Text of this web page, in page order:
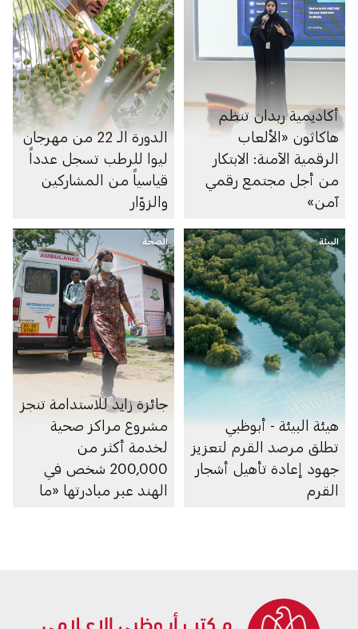
أكاديمية ربدان تنظم
هاكاثون «الألعاب
الرقمية الآمنة: الابتكار
من أجل مجتمع رقمي
آمن»
الدورة الـ 22 من مهرجان
ليوا للرطب تسجل عدداً
قياسياً من المشاركين
والزوّار
البيئة
هيئة البيئة - أبوظبي
تطلق مرصد القرم لتعزيز
جهود إعادة تأهيل أشجار
القرم
الصحة
جائزة زايد للاستدامة تنجز
مشروع مراكز صحية
لخدمة أكثر من
200,000 شخص في
الهند عبر مبادرتها «ما